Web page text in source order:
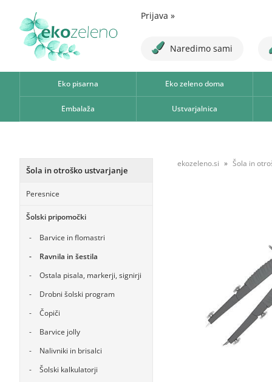
Prijava »
Naredimo sami
Eko pisarna Eko zeleno doma
Embalaža Ustvarjalnica
Šola in otroško ustvarjanje
Peresnice
Šolski pripomočki
Barvice in flomastri
Ravnila in šestila
Ostala pisala, markerji, signirji
Drobni šolski program
Čopiči
Barvice jolly
Nalivniki in brisalci
Šolski kalkulatorji
ekozeleno.si Šola in